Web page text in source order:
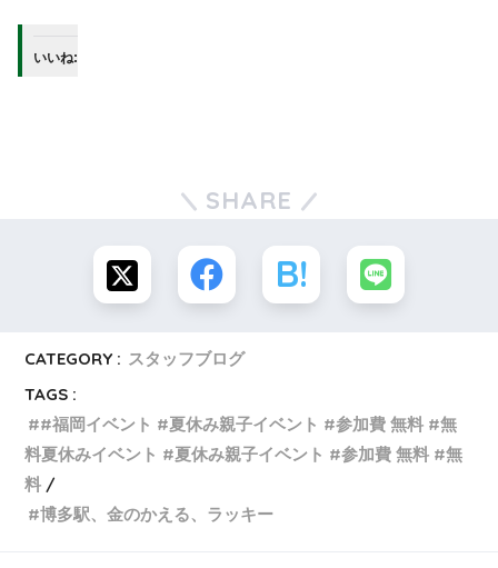
いいね:
SHARE
CATEGORY : スタッフブログ
TAGS :
#福岡イベント #夏休み親子イベント #参加費 無料 #無
料夏休みイベント #夏休み親子イベント #参加費 無料 #無
料
博多駅、金のかえる、ラッキー